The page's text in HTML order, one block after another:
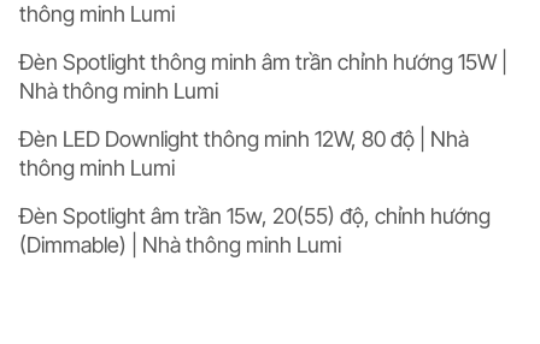
thông minh Lumi
Đèn Spotlight thông minh âm trần chỉnh hướng 15W |
Nhà thông minh Lumi
Đèn LED Downlight thông minh 12W, 80 độ | Nhà
thông minh Lumi
Đèn Spotlight âm trần 15w, 20(55) độ, chỉnh hướng
(Dimmable) | Nhà thông minh Lumi